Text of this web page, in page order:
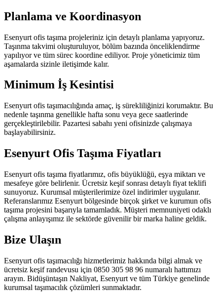
Planlama ve Koordinasyon
Esenyurt ofis taşıma projeleriniz için detaylı planlama yapıyoruz.
Taşınma takvimi oluşturuluyor, bölüm bazında önceliklendirme
yapılıyor ve tüm sürec koordine ediliyor. Proje yöneticimiz tüm
aşamalarda sizinle iletişimde kalır.
Minimum İş Kesintisi
Esenyurt ofis taşımacılığında amaç, iş sürekliliğinizi korumaktır. Bu
nedenle taşınma genellikle hafta sonu veya gece saatlerinde
gerçekleştirilebilir. Pazartesi sabahı yeni ofisinizde çalışmaya
başlayabilirsiniz.
Esenyurt Ofis Taşıma Fiyatları
Esenyurt ofis taşıma fiyatlarımız, ofis büyüklüğü, eşya miktarı ve
mesafeye göre belirlenir. Ücretsiz keşif sonrası detaylı fiyat teklifi
sunuyoruz. Kurumsal müşterilerimize özel indirimler uygulanır.
Referanslarımız Esenyurt bölgesinde birçok şirket ve kurumun ofis
taşıma projesini başarıyla tamamladık. Müşteri memnuniyeti odaklı
çalışma anlayışımız ile sektörde güvenilir bir marka haline geldik.
Bize Ulaşın
Esenyurt ofis taşımacılığı hizmetlerimiz hakkında bilgi almak ve
ücretsiz keşif randevusu için 0850 305 98 96 numaralı hattımızı
arayın. Bidüşüntaşın Nakliyat, Esenyurt ve tüm Türkiye genelinde
kurumsal taşımacılık çözümleri sunmaktadır.